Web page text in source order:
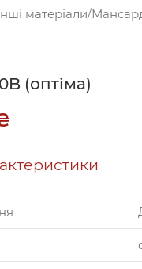
матеріали/
(оптіма)